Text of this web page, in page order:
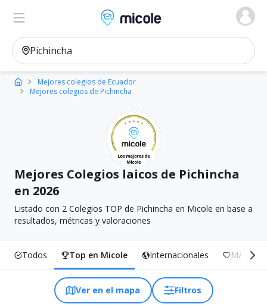
Micole, buscador de colegios
Mejores colegios de Ecuador
Mejores colegios de Pichincha
Mejores Colegios laicos de Pichincha
en 2026
Listado con 2 Colegios TOP de Pichincha en Micole en base a
resultados, métricas y valoraciones
Todos Top en Micole Internacionales Más
Ver en el mapa Filtros